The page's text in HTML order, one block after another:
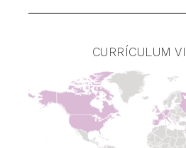
CURRÍCULUM